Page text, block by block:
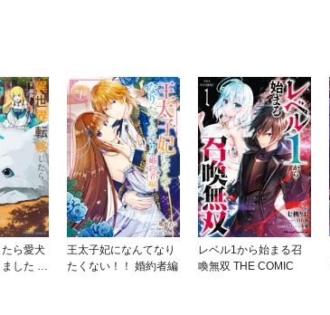
ら愛犬
した ～
王太子妃になんてなり
たくない！！ 婚約者編
レベル1から始まる召
喚無双 THE COMIC